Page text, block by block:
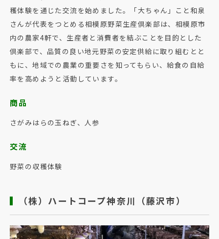
穫体験を通じた交流を始めました。「大ちゃん」こと和泉
さんが代表をつとめる相模原野菜生産倶楽部は、相模原市
内の農家4軒で、生産者と消費者を結ぶことを目的とした
倶楽部で、品質の良い地元野菜の安定供給に取り組むとと
もに、地域での農業の重要さを知ってもらい、給食の自給
率を高めようと活動しています。
商品
さがみはらの玉ねぎ、人参
交流
野菜の収穫体験
（株）ハートコープ神奈川（藤沢市）